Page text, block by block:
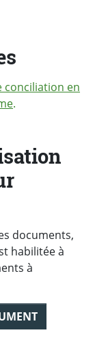
conciliation en
.
documents,
habilitée à
à